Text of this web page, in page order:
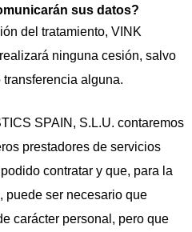
sus datos?
del tratamiento, VINK
ninguna cesión, salvo
alguna.
SPAIN, S.L.U. contaremos
prestadores de servicios
contratar y que, para la
puede ser necesario que
carácter personal, pero que